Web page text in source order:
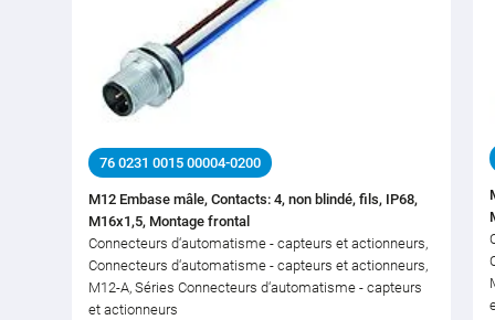
76 0231 0015 00004-0200
M12 Embase mâle, Contacts: 4, non blindé, fils, IP68,
M16x1,5, Montage frontal
Connecteurs d‘automatisme - capteurs et actionneurs,
Connecteurs d‘automatisme - capteurs et actionneurs,
M12-A, Séries Connecteurs d‘automatisme - capteurs
et actionneurs